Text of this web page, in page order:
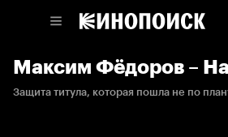
Максим Фёдоров –
Защита титула, которая пошла не по